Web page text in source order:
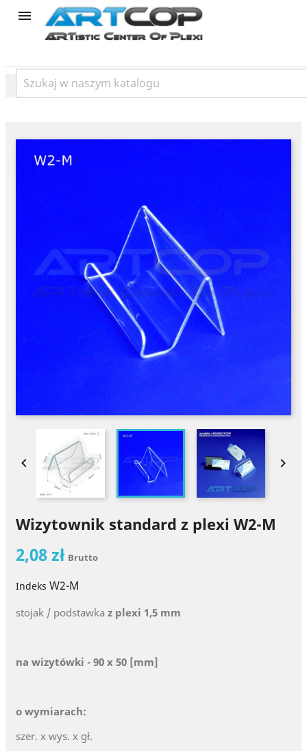
product

 
Wizytownik standard z plexi W2-M
2,08 zł Brutto
Indeks W2-M
stojak / podstawka z plexi 1,5 mm
na wizytówki - 90 x 50 [mm]
o wymiarach:
szer. x wys. x gł.